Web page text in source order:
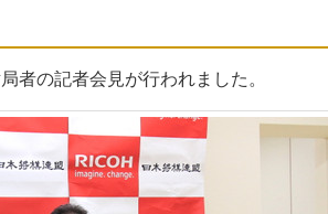
者の記者会見が行われました。